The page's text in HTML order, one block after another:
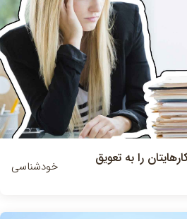
را به تعويق
خودشناسی